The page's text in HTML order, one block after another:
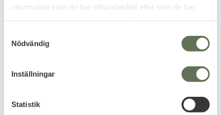
information som du har tillhandahållit eller som de har
Nödvändig
Inställningar
Statistik